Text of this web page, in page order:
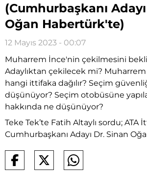
(Cumhurbaşkanı
Oğan Habertürk'te)
12 Mayıs 2023 - 00:07
Muharrem İnce'nin çekilmesini
Adaylıktan çekilecek mi? Muharrem
hangi ittifaka dağılır? Seçim
düşünüyor? Seçim otobüsüne
hakkında ne düşünüyor?
Teke Tek’te Fatih Altaylı sordu; ATA
Cumhurbaşkanı Adayı Dr. Sinan